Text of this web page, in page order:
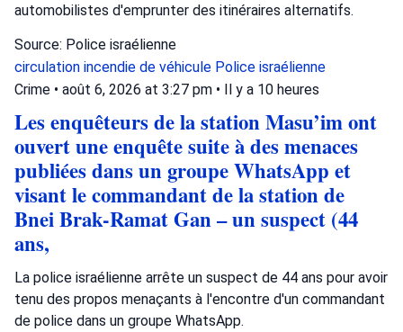
automobilistes d'emprunter des itinéraires alternatifs.
Source: Police israélienne
circulation incendie de véhicule Police israélienne
Crime • août 6, 2026 at 3:27 pm • Il y a 10 heures
Les enquêteurs de la station Masu’im ont
ouvert une enquête suite à des menaces
publiées dans un groupe WhatsApp et
visant le commandant de la station de
Bnei Brak-Ramat Gan – un suspect (44
ans,
La police israélienne arrête un suspect de 44 ans pour avoir
tenu des propos menaçants à l'encontre d'un commandant
de police dans un groupe WhatsApp.